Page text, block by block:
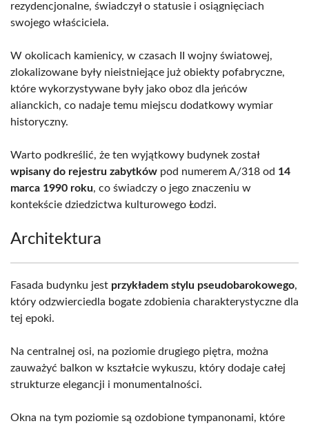
rezydencjonalne, świadczył o statusie i osiągnięciach
swojego właściciela.
W okolicach kamienicy, w czasach II wojny światowej,
zlokalizowane były nieistniejące już obiekty pofabryczne,
które wykorzystywane były jako oboz dla jeńców
alianckich, co nadaje temu miejscu dodatkowy wymiar
historyczny.
Warto podkreślić, że ten wyjątkowy budynek został
wpisany do rejestru zabytków pod numerem A/318 od 14
marca 1990 roku, co świadczy o jego znaczeniu w
kontekście dziedzictwa kulturowego Łodzi.
Architektura
Fasada budynku jest przykładem stylu pseudobarokowego,
który odzwierciedla bogate zdobienia charakterystyczne dla
tej epoki.
Na centralnej osi, na poziomie drugiego piętra, można
zauważyć balkon w kształcie wykuszu, który dodaje całej
strukturze elegancji i monumentalności.
Okna na tym poziomie są ozdobione tympanonami, które